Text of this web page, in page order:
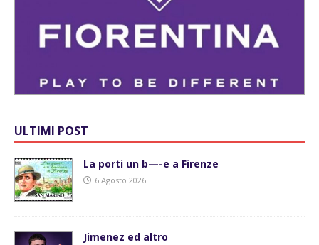
ULTIMI POST
La porti un b—-e a Firenze
6 Agosto 2026
Jimenez ed altro